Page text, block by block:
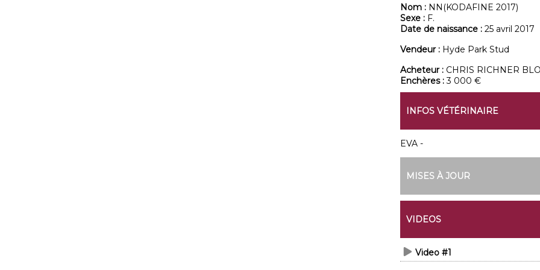
Nom : NN(KODAFINE 2017)
Sexe : F.
Date de naissance : 25 avril 2017
Vendeur : Hyde Park Stud
Acheteur : CHRIS RICHNER
Enchères :3 000 €
INFOS VÉTÉRINAIRE
EVA -
MISES À JOUR
VIDEOS
Video #1